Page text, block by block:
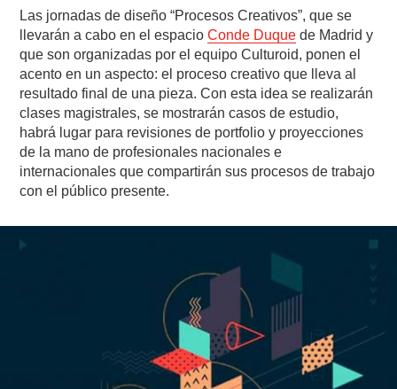
Las jornadas de diseño “Procesos Creativos”, que se
llevarán a cabo en el espacioConde Duque de Madrid y
que son organizadas por el equipo Culturoid, ponen el
acento en un aspecto: el proceso creativo que lleva al
resultado final de una pieza. Con esta idea se realizarán
clases magistrales, se mostrarán casos de estudio,
habrá lugar para revisiones de portfolio y proyecciones
de la mano de profesionales nacionales e
internacionales que compartirán sus procesos de trabajo
con el público presente.